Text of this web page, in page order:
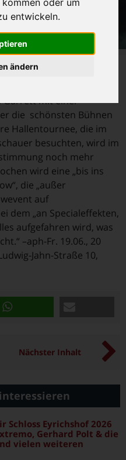
entwickeln.
ändern
seiner „Classic-
Garrett mit einer
die schönsten Bühnen
Hallentournee, die im
besuchten, wird im
noch mehr
wird eine „bis ins
die „außer
auf
dem „an Specialeffekten,
aufgefahren wird, was
–aph-Fr. 19.06., 20
Jahn-Straße 10,
Nächster Inhalt
Schloss Eyrichshof 2026
Gerhard Polt & die
vielen weiteren